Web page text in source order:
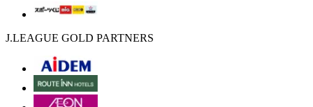
J.LEAGUE GOLD PARTNERS